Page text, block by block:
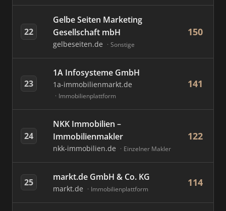
22
Gelbe Seiten Marketing
Gesellschaft mbH
gelbeseiten.de Sonstige
150
23
1A Infosysteme GmbH
1a-immobilienmarkt.de
Immobilienplattform
141
24
NKK Immobilien –
Immobilienmakler
nkk-immobilien.de Einzelner Makler
122
25 markt.de GmbH & Co. KG
markt.de Immobilienplattform
114